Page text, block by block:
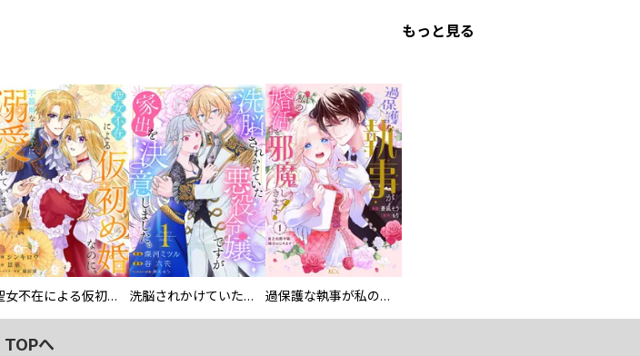
もっと見る
聖女不在による仮初め婚なのに、不器用な王太子に溺愛されています【電子単行本版／特典おまけ付き】 洗脳されかけていた悪役令嬢ですが家出を決意しました。【電子単行本版／特典おまけ付き】 過保護な執事が私の婚活を邪魔してきます！ 分冊版
TOPへ